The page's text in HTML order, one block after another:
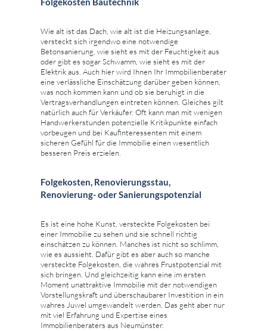
Wie alt ist das Dach, wie alt ist die Heizungsanlage,
versteckt sich irgendwo eine notwendige
Betonsanierung, wie sieht es mit der Feuchtigkeit aus
oder gibt es sogar Schwamm, wie sieht es mit der
Elektrik aus. Auch hier wird Ihnen Ihr Immobilienberater
eine verlässliche Einschätzung darüber geben können,
was noch kommen kann und ob sie beruhigt in die
Vertragsverhandlungen eintreten können. Gleiches gilt
natürlich auch für Verkäufer. Oft kann man mit wenigen
Handwerkerstunden potenzielle Kritikpunkte einfach
vorbeugen und bei Kaufinteressenten mit einem
sicheren Gefühl für die Immobilie einen wesentlich
besseren Preis erzielen.
Folgekosten, Renovierungsstau,
Renovierung- oder Sanierungspotenzial
Es ist eine hohe Kunst, versteckte Folgekosten bei
einer Immobilie zu sehen und sie schnell richtig
einschätzen zu können. Manches ist nicht so schlimm,
wie es aussieht. Dafür gibt es aber auch so manche
versteckte Folgekosten, die wahres Frustpotenzial mit
sich bringen. Und gleichzeitig kann eine im ersten
Moment unattraktive Immobilie mit der notwendigen
Vorstellungskraft und überschaubarer Investition in ein
wahres Juwel umgewandelt werden. Das geht aber nur
mit viel Erfahrung und Expertise eines
Immobilienberaters aus Neumünster.